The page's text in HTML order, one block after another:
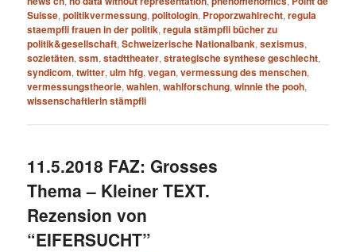
Suisse,politikvermessung,politologin, Proporzwahlrecht,regula
staempfli frauen in der politik,regula stämpfli bücher zu
politik&gesellschaft,Schweizerische Nationalbank,sexismus,
sozietäten,ssm,stadttheater,strategische synthese geschlecht,
syndicom,twitter,ulm hfg,vegan,vermessung des menschen,
vermessungstheorie,wahlen,wahlforschung,winnie the pooh,
wissenschaftlerin stämpfli
11.5.2018 FAZ: Grosses
Thema – Kleiner TEXT.
Rezension von
“EIFERSUCHT”